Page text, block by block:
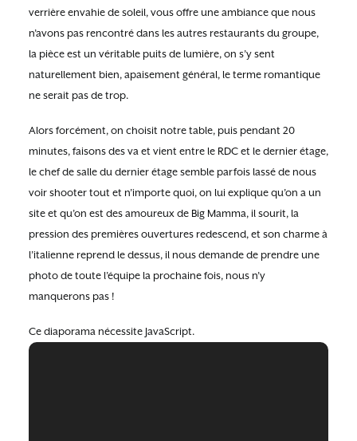
verrière envahie de soleil, vous offre une ambiance que nous
n’avons pas rencontré dans les autres restaurants du groupe,
la pièce est un véritable puits de lumière, on s’y sent
naturellement bien, apaisement général, le terme romantique
ne serait pas de trop.
Alors forcément, on choisit notre table, puis pendant 20
minutes, faisons des va et vient entre le RDC et le dernier étage,
le chef de salle du dernier étage semble parfois lassé de nous
voir shooter tout et n’importe quoi, on lui explique qu’on a un
site et qu’on est des amoureux de Big Mamma, il sourit, la
pression des premières ouvertures redescend, et son charme à
l’italienne reprend le dessus, il nous demande de prendre une
photo de toute l’équipe la prochaine fois, nous n’y
manquerons pas !
Ce diaporama nécessite JavaScript.